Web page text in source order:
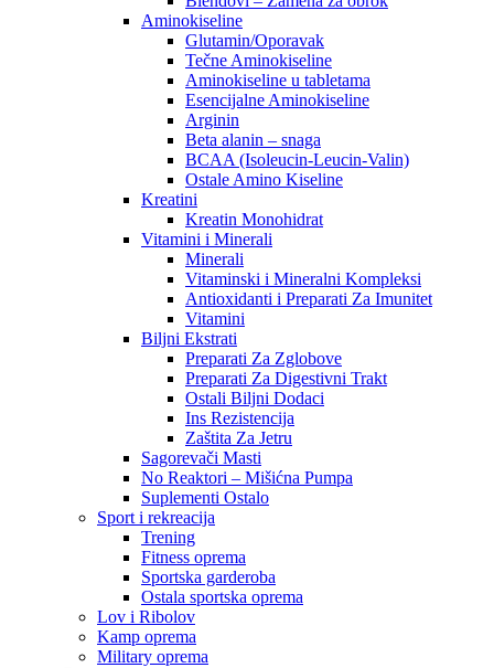
Aminokiseline
Glutamin/Oporavak
Tečne Aminokiseline
Aminokiseline u tabletama
Esencijalne Aminokiseline
Arginin
Beta alanin – snaga
BCAA (Isoleucin-Leucin-Valin)
Ostale Amino Kiseline
Kreatini
Kreatin Monohidrat
Vitamini i Minerali
Minerali
Vitaminski i Mineralni Kompleksi
Antioxidanti i Preparati Za Imunitet
Vitamini
Biljni Ekstrati
Preparati Za Zglobove
Preparati Za Digestivni Trakt
Ostali Biljni Dodaci
Ins Rezistencija
Zaštita Za Jetru
Sagorevači Masti
No Reaktori – Mišićna Pumpa
Suplementi Ostalo
Sport i rekreacija
Trening
Fitness oprema
Sportska garderoba
Ostala sportska oprema
Lov i Ribolov
Kamp oprema
Military oprema